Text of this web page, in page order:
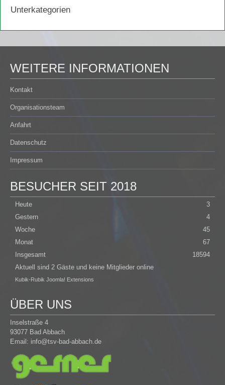
Unterkategorien
WEITERE INFORMATIONEN
Kontakt
Organisationsteam
Anfahrt
Datenschutz
Impressum
BESUCHER SEIT 2018
Heute
3
Gestern
4
Woche
45
Monat
67
Insgesamt
18594
Aktuell sind 2 Gäste und keine Mitglieder online
Kubik-Rubik Joomla! Extensions
ÜBER UNS
Inselstraße 4
93077 Bad Abbach
Email: info@tsv-bad-abbach.de